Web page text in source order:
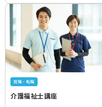
就職・転職
介護福祉士講座